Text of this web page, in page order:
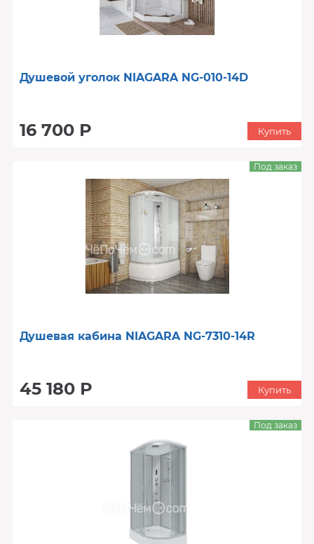
Душевой уголок NIAGARA NG-010-14D
16 700 Р Купить
Душевая кабина NIAGARA NG-7310-14R
45 180 Р
Под заказ
Купить
Под заказ